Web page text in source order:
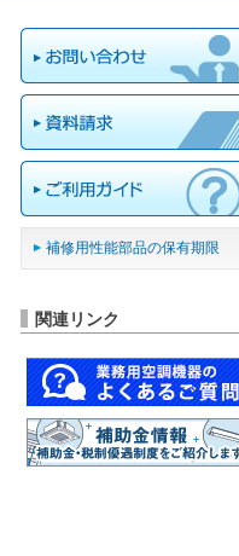
補修用性能部品の保有期限
関連リンク